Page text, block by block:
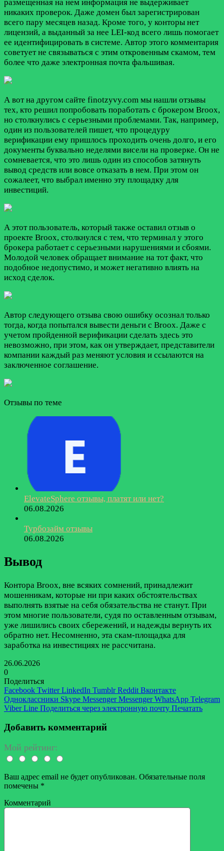
размещенная на нем информация не выдерживает
никаких проверок. Даже домен был зарегистрирован
всего пару месяцев назад. Кроме того, у конторы нет
лицензий, а выданный за нее LEI-код всего лишь помогает
ее идентифицировать в системе. Автор этого комментария
советует не связываться с этим откровенным скамом, тем
более что даже электронная почта фальшивая.
А вот на другом сайте finotzyvy.com мы нашли отзывы
тех, кто решил попробовать поработать с брокером Broox,
но столкнулись с серьезными проблемами. Так, например,
один из пользователей пишет, что процедуру
верификации ему пришлось проходить очень долго, и его
документы буквально неделями висели на проверке. Он не
сомневается, что это лишь один из способов затянуть
вывод средств или вовсе отказать в нем. При этом он
сожалеет, что выбрал именно эту площадку для
инвестиций.
А этот пользователь, который также оставил отзыв о
проекте Broox, столкнулся с тем, что терминал у этого
брокера работает с серьезными нарушениями и сбоями.
Молодой человек обращает внимание на тот факт, что
подобное недопустимо, и может негативно влиять на
исход сделок.
Автор следующего отзыва свою ошибку осознал только
тогда, когда попытался вывести деньги с Broox. Даже с
учетом пройденной верификации сделать здесь это
невозможно, при этом, как он утверждает, представители
компании каждый раз меняют условия и ссылаются на
заключенное соглашение.
Отзывы по теме
ElevateSphere отзывы, платят или нет?
06.08.2026
Турбозайм отзывы
06.08.2026
Вывод
Контора Broox, вне всяких сомнений, принадлежит
мошенникам, которые ни при каких обстоятельствах
выполнять взятые на себя обязательства не станут. При
этом многие пользователи, судя по оставленным отзывам,
уже лишились своих сбережений, и надежды вернуть их
обратно нет. Несомненно, эта скам-площадка для
заработка на инвестициях не рассчитана.
26.06.2026
0
Поделиться
Facebook Twitter LinkedIn Tumblr Reddit Вконтакте
Одноклассники Skype Messenger Messenger WhatsApp Telegram
Viber Line Поделиться через электронную почту Печатать
Добавить комментарий
Мой рейтинг:
Ваш адрес email не будет опубликован. Обязательные поля
помечены *
Комментарий